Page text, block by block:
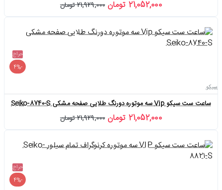
21,052,000 تومان 21,929,000 تومان
حراج
-4%
سیکو
ساعت ست سیکو Vip سه موتوره دورنگ طلایی صفحه مشکی Seiko-8740-S
21,052,000 تومان 21,929,000 تومان
حراج
-4%